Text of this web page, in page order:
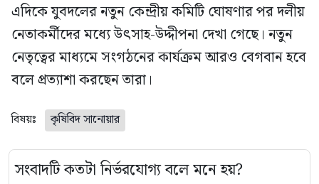
এদিকে যুবদলের নতুন কেন্দ্রীয় কমিটি ঘোষণার পর দলীয়
নেতাকর্মীদের মধ্যে উৎসাহ-উদ্দীপনা দেখা গেছে। নতুন
নেতৃত্বের মাধ্যমে সংগঠনের কার্যক্রম আরও বেগবান হবে
বলে প্রত্যাশা করছেন তারা।
বিষয়ঃ কৃষিবিদ সানোয়ার
সংবাদটি কতটা নির্ভরযোগ্য বলে মনে হয়?